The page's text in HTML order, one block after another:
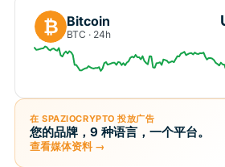
₿ Bitcoin
BTC · 24h
在 SPAZIOCRYPTO 投放广告
您的品牌，9 种语言，一个平台。
查看媒体资料 →